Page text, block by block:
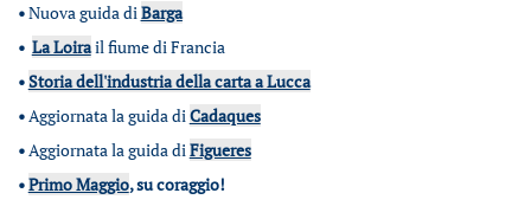
•Nuova guida diBarga
• La Loirail fiume di Francia
•Storia dell'industria della carta a Lucca
•Aggiornata la guida diCadaques
•Aggiornata la guida diFigueres
•Primo Maggio, su coraggio!